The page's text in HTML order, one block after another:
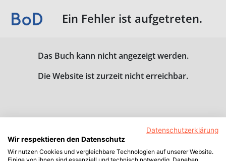
Ein Fehler ist aufgetreten.
Das Buch kann nicht angezeigt werden.
Die Website ist zurzeit nicht erreichbar.
Datenschutzerklärung
Wir respektieren den Datenschutz
Wir nutzen Cookies und vergleichbare Technologien auf unserer Website.
Einige von ihnen sind essenziell und technisch notwendig. Daneben